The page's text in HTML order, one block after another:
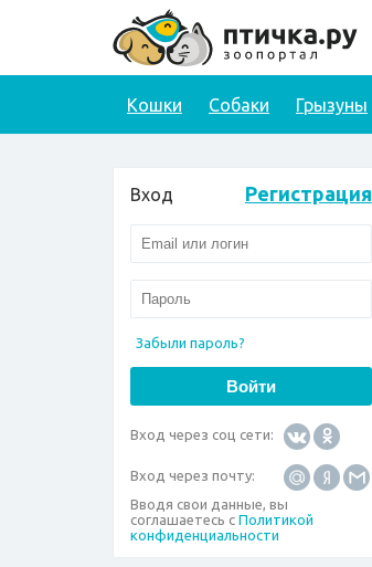
Кошки Собаки Грызуны
Вход Регистрация
Забыли пароль?
Вход через соц сети:
Вход через почту:
Вводя свои данные, вы
соглашаетесь с Политикой
конфиденциальности